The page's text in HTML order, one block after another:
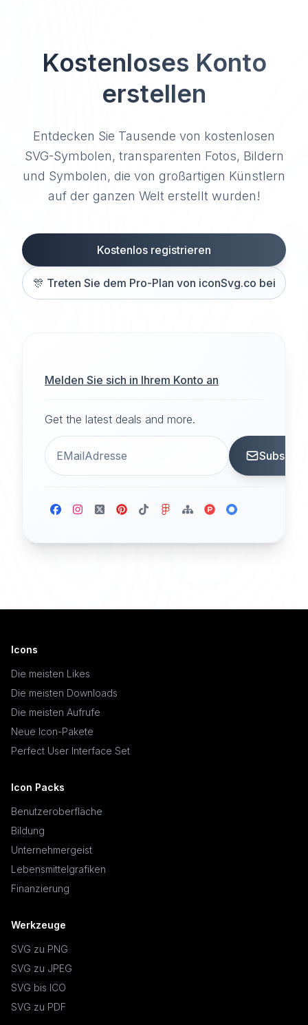
Kostenloses Konto
erstellen
Entdecken Sie Tausende von kostenlosen
SVG-Symbolen, transparenten Fotos, Bildern
und Symbolen, die von großartigen Künstlern
auf der ganzen Welt erstellt wurden!
Kostenlos registrieren
🎊 Treten Sie dem Pro-Plan von iconSvg.co bei
Melden Sie sich in Ihrem Konto an
Get the latest deals and more.
Icons
Die meisten Likes
Die meisten Downloads
Die meisten Aufrufe
Neue Icon-Pakete
Perfect User Interface Set
Icon Packs
Benutzeroberfläche
Bildung
Unternehmergeist
Lebensmittelgrafiken
Finanzierung
Werkzeuge
SVG zu PNG
SVG zu JPEG
SVG bis ICO
SVG zu PDF